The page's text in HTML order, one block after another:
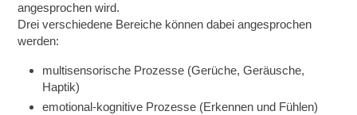
angesprochen wird.
Drei verschiedene Bereiche können dabei angesprochen
werden:
multisensorische Prozesse (Gerüche, Geräusche,
Haptik)
emotional-kognitive Prozesse (Erkennen und Fühlen)